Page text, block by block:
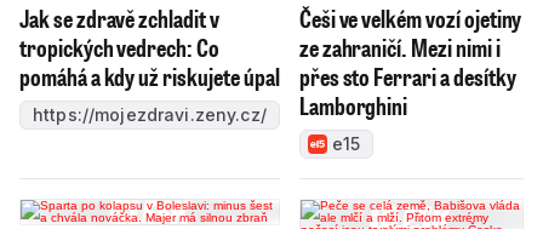
Jak se zdravě zchladit v
tropických vedrech: Co
pomáhá a kdy už riskujete úpal
https://mojezdravi.zeny.cz/
Češi ve velkém vozí ojetiny
ze zahraničí. Mezi nimi i
přes sto Ferrari a desítky
Lamborghini
e15